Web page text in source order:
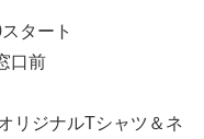
タート
口前
リジナルTシャツ＆ネ